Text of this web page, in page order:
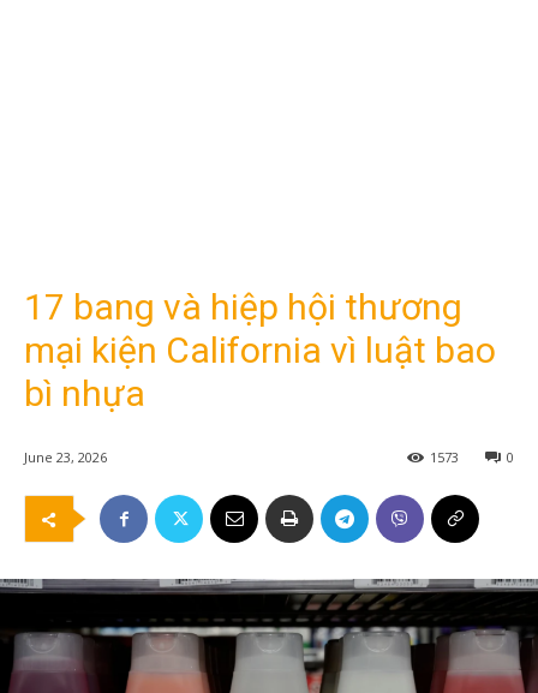
17 bang và hiệp hội thương
mại kiện California vì luật bao
bì nhựa
June 23, 2026 0
1573